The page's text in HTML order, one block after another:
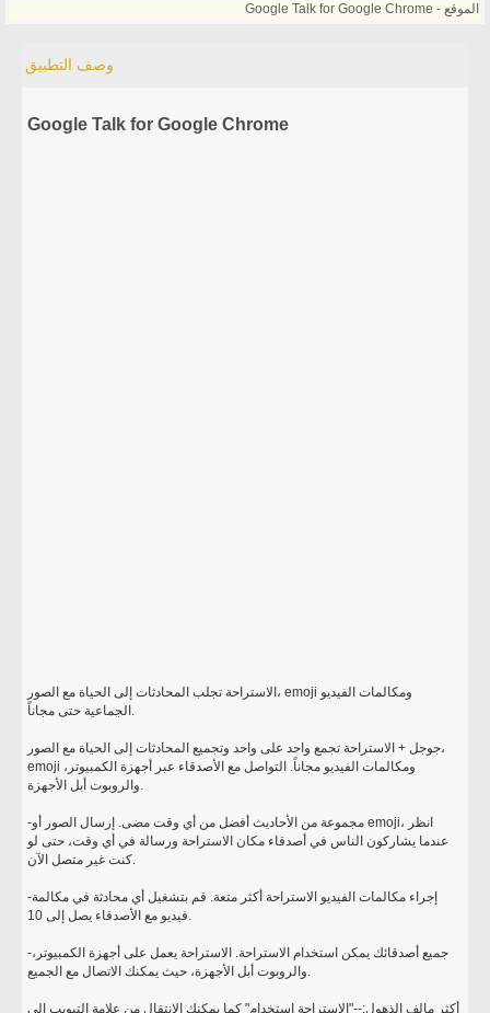
الموقع - Google Talk for Google Chrome
وصف التطبيق
Google Talk for Google Chrome
الاستراحة تجلب المحادثات إلى الحياة مع الصور، emoji ومكالمات الفيديو
الجماعية حتى مجاناً.
جوجل + الاستراحة تجمع واحد على واحد وتجميع المحادثات إلى الحياة مع الصور،
emoji ومكالمات الفيديو مجاناً. التواصل مع الأصدقاء عبر أجهزة الكمبيوتر،
والروبوت أبل الأجهزة.
-مجموعة من الأحاديث أفضل من أي وقت مضى. إرسال الصور أو emoji، انظر
عندما يشاركون الناس في أصدقاء مكان الاستراحة ورسالة في أي وقت، حتى لو
كنت غير متصل الآن.
-إجراء مكالمات الفيديو الاستراحة أكثر متعة. قم بتشغيل أي محادثة في مكالمة
فيديو مع الأصدقاء يصل إلى 10.
-جميع أصدقائك يمكن استخدام الاستراحة. الاستراحة يعمل على أجهزة الكمبيوتر،
والروبوت أبل الأجهزة، حيث يمكنك الاتصال مع الجميع.
أكثر مالف الذهول:--"الاستراحة استخدام" كما يمكنك الانتقال من علامة التبويب إلى